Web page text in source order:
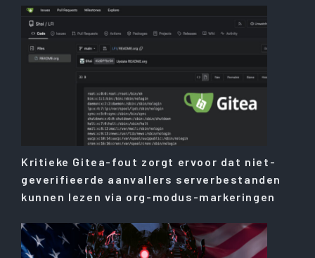
Kritieke Gitea-fout zorgt ervoor dat niet-
geverifieerde aanvallers serverbestanden
kunnen lezen via org-modus-markeringen